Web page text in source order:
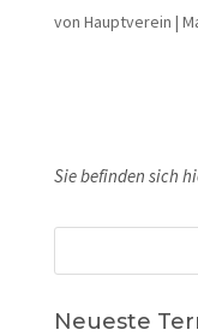
von Hauptverein |
Sie befinden sich
Neueste